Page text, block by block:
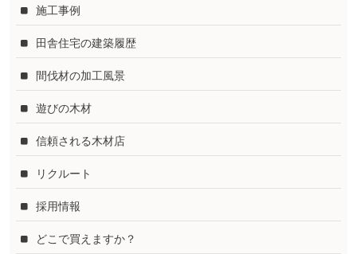
施工事例
田舎住宅の建築履歴
間伐材の加工風景
遊びの木材
信頼される木材店
リクルート
採用情報
どこで買えますか？